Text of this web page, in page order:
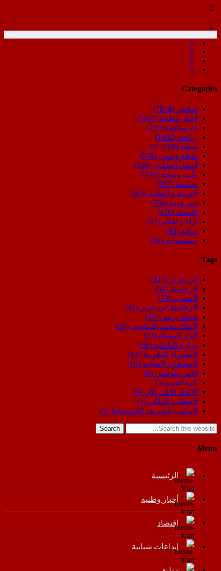
Categories
سلايدر (7834)
أخبار وطنية (5707)
24 ساعة
(1315)
رياضة (1002)
شعلة TV (709)
ثقافة وفنون (578)
أسفل السليدر (528)
طب وصحة (376)
سياسة (367)
التربية و التعليم (363)
دين ودنيا (356)
اقتصاد (278)
اراء و اقلام (97)
دولية (90)
مستجدات (61)
Tags
ابن جرير (113)
الرحامنة (94)
المغرب (79)
الرحامنة ابن جرير (41)
شعلة بريس (39)
الملك محمد السادس (26)
الدار البيضاء (23)
وزارة الداخلية (16)
الصحراء المغربية (13)
السلطات المحلية (10)
الامن الوطني (6)
كرة القدم (5)
الاتحاد الاشتراكي (3)
الخطاب الملكي (3)
المكتب الشريف للفوسفاط (3)
Search
Menu
الرئيسية
أخبار وطنية
اقتصاد
إبداعات شبابية